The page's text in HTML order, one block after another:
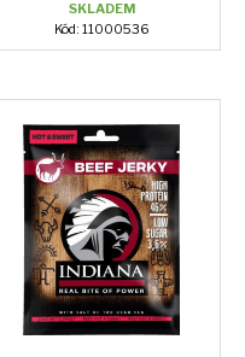
SKLADEM
Kód: 11000536